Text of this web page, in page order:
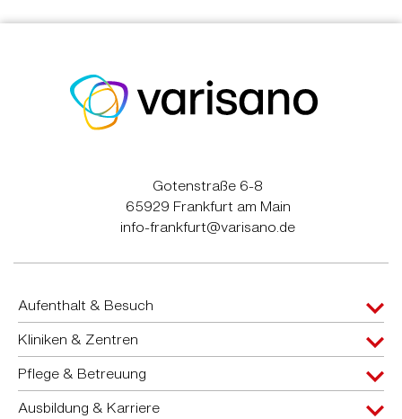
Gotenstraße 6-8
65929 Frankfurt am Main
info-frankfurt@varisano.de
Aufenthalt & Besuch
Kliniken & Zentren
Pflege & Betreuung
Ausbildung & Karriere